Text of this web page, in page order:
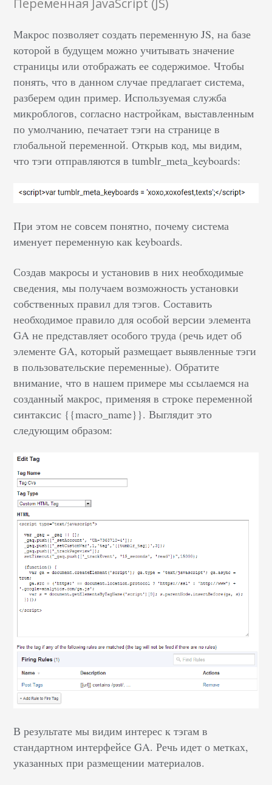
Переменная JavaScript (JS)
Макрос позволяет создать переменную JS, на базе
которой в будущем можно учитывать значение
страницы или отображать ее содержимое. Чтобы
понять, что в данном случае предлагает система,
разберем один пример. Используемая служба
микроблогов, согласно настройкам, выставленным
по умолчанию, печатает тэги на странице в
глобальной переменной. Открыв код, мы видим,
что тэги отправляются в tumblr_meta_keyboards:
При этом не совсем понятно, почему система
именует переменную как keyboards.
Создав макросы и установив в них необходимые
сведения, мы получаем возможность установки
собственных правил для тэгов. Составить
необходимое правило для особой версии элемента
GA не представляет особого труда (речь идет об
элементе GA, который размещает выявленные тэги
в пользовательские переменные). Обратите
внимание, что в нашем примере мы ссылаемся на
созданный макрос, применяя в строке переменной
синтаксис {{macro_name}}. Выглядит это
следующим образом:
В результате мы видим интерес к тэгам в
стандартном интерфейсе GA. Речь идет о метках,
указанных при размещении материалов.